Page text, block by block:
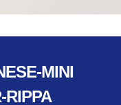
MINI
RIPPA